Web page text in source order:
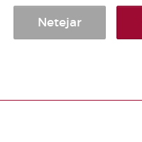
Netejar